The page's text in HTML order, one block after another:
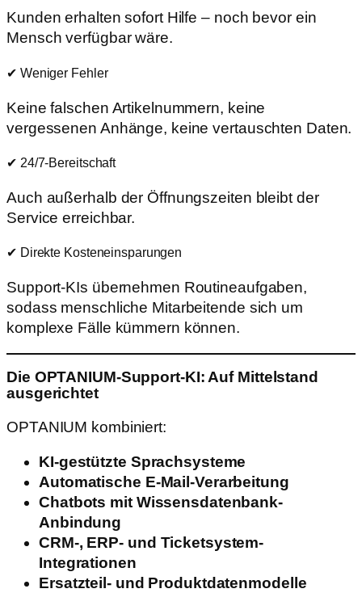
Kunden erhalten sofort Hilfe – noch bevor ein
Mensch verfügbar wäre.
✔ Weniger Fehler
Keine falschen Artikelnummern, keine
vergessenen Anhänge, keine vertauschten Daten.
✔ 24/7-Bereitschaft
Auch außerhalb der Öffnungszeiten bleibt der
Service erreichbar.
✔ Direkte Kosteneinsparungen
Support-KIs übernehmen Routineaufgaben,
sodass menschliche Mitarbeitende sich um
komplexe Fälle kümmern können.
Die OPTANIUM-Support-KI: Auf Mittelstand
ausgerichtet
OPTANIUM kombiniert:
KI-gestützte Sprachsysteme
Automatische E-Mail-Verarbeitung
Chatbots mit Wissensdatenbank-
Anbindung
CRM-, ERP- und Ticketsystem-
Integrationen
Ersatzteil- und Produktdatenmodelle